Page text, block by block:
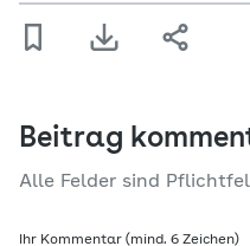
Beitrag
Alle Felder sind
Ihr Kommentar (mind. 6 Zeichen)